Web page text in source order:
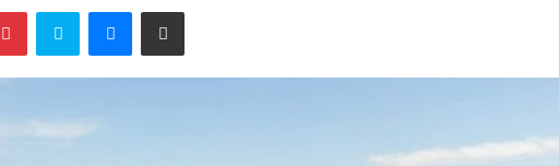
PinterestSkype Messenger
Share via Email